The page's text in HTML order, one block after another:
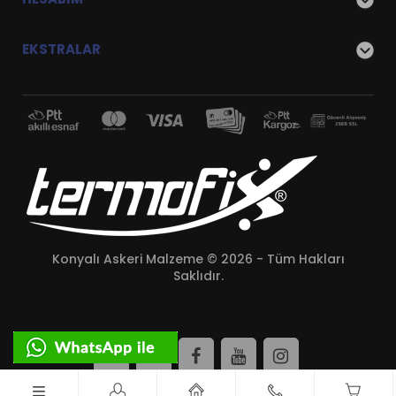
EKSTRALAR
Konyalı Askeri Malzeme © 2026 - Tüm Hakları
Saklıdır.